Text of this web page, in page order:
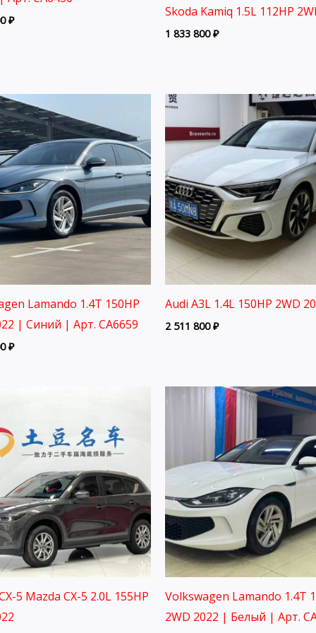
₽
Skoda Kamiq 1.5L 112HP
1 833 800₽
Lamando 1.4T 150HP
| Синий | Арт. CA6659
₽
Audi A3L 1.4L 150HP 2WD
2 511 800₽
5 Mazda CX-5 2.0L 155HP
Volkswagen Lamando 1.4T
2WD 2022 | Белый | Арт.